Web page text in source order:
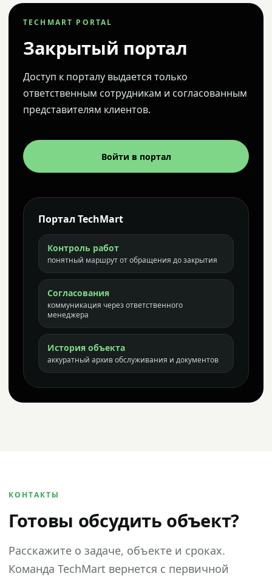
TECHMART PORTAL
Закрытый портал
Доступ к порталу выдается только
ответственным сотрудникам и согласованным
представителям клиентов.
Войти в портал
Портал TechMart
Контроль работ
понятный маршрут от обращения до закрытия
Согласования
коммуникация через ответственного
менеджера
История объекта
аккуратный архив обслуживания и документов
КОНТАКТЫ
Готовы обсудить объект?
Расскажите о задаче, объекте и сроках.
Команда TechMart вернется с первичной